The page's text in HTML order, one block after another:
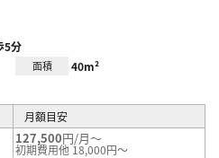
5分
面積 40m²
月額目安
127,500円/月～
初期費用他 18,000円～